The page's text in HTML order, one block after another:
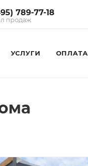
789-77-18
продаж
УСЛУГИ ОПЛАТА